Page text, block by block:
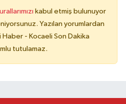
kabul etmiş bulunuyor
Yazılan yorumlardan
- Kocaeli Son Dakika
tutulamaz.